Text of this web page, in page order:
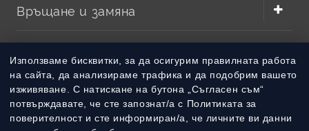
Използваме бисквитки, за да осигурим правилната работа
на сайта, да анализираме трафика и да подобрим вашето
изживяване. С натискане на бутона „Съгласен съм“
потвърждавате, че сте запознат/а с Политиката за
поверителност и сте информиран/а, че личните ви данни
Връщане и замяна
Методи на плащане
Методи на доставка